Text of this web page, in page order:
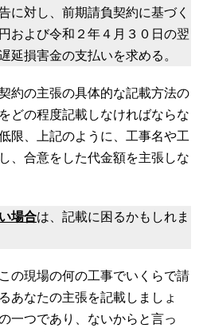
対し、前期請負契約に基づく
および令和２年４月３０日の翌
延損害金の支払いを求める。
約の主張の具体的な記載方法の
どの程度記載しなければならな
限、上記のように、工事名や工
、合意をした代金額を主張しな
場合は、記載に困るかもしれま
の現場の何の工事でいくらで請
あなたの主張を記載しましょ
一つであり、ないからと言っ